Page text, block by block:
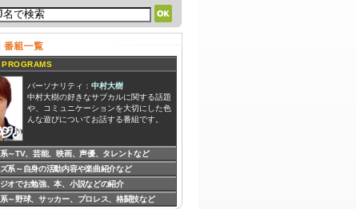
パーソナリティ： 中村大樹
中村大樹の好きなサブカルに関する話題
や、コミュニケーションを大切にした色
んな遊びについてお話する番組です。
パーソナリティ：染谷香衣
オタクなDJ 染谷香衣による、自分しか
好きじゃないだろって物や、サブカルに
関する物などを、思うまま語ってみんな
～TV、芸能、映画、声優、タレントなど
系～自身の活動内容や楽曲紹介など
オでお勉強、本、小説などの紹介
～野球、サッカー、プロレス、格闘技など